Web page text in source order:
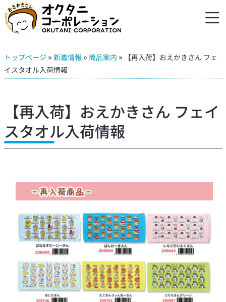
トップページ » 新着情報 » 商品案内 » 【再入荷】おえかきさん フェ
イスタオル入荷情報
【再入荷】おえかきさん フェイ
スタオル入荷情報